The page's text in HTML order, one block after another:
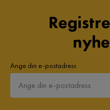
Material bäddmadrass
Ange din e-postadress